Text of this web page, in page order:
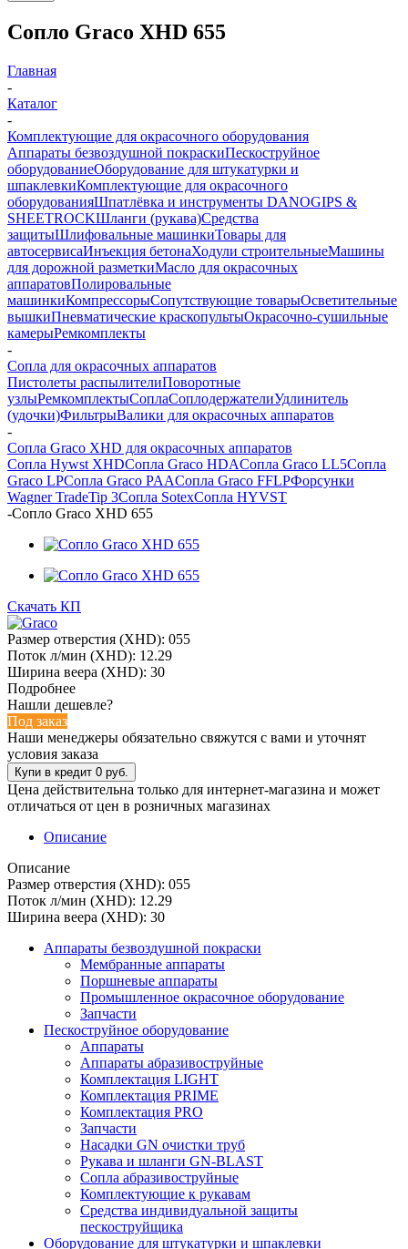
Сопло Graco XHD 655
Главная
-
Каталог
-
Комплектующие для окрасочного оборудования
Аппараты безвоздушной покраскиПескоструйное
оборудованиеОборудование для штукатурки и
шпаклевкиКомплектующие для окрасочного
оборудованияШпатлёвка и инструменты DANOGIPS &
SHEETROCKШланги (рукава)Средства
защитыШлифовальные машинкиТовары для
автосервисаИнъекция бетонаХодули строительныеМашины
для дорожной разметкиМасло для окрасочных
аппаратовПолировальные
машинкиКомпрессорыСопутствующие товарыОсветительные
вышкиПневматические краскопультыОкрасочно-сушильные
камерыРемкомплекты
-
Сопла для окрасочных аппаратов
Пистолеты распылителиПоворотные
узлыРемкомплектыСоплаСоплодержателиУдлинитель
(удочки)ФильтрыВалики для окрасочных аппаратов
-
Сопла Graco XHD для окрасочных аппаратов
Сопла Hywst XHDСопла Graco HDAСопла Graco LL5Сопла
Graco LPСопла Graco PAAСопла Graco FFLPФорсунки
Wagner TradeTip 3Сопла SotexСопла HYVST
-Сопло Graco XHD 655
Скачать КП
Размер отверстия (XHD): 055
Поток л/мин (XHD): 12.29
Ширина веера (XHD): 30
Подробнее
Нашли дешевле?
Под заказ
Наши менеджеры обязательно свяжутся с вами и уточнят
условия заказа
Цена действительна только для интернет-магазина и может
отличаться от цен в розничных магазинах
Описание
Описание
Размер отверстия (XHD): 055
Поток л/мин (XHD): 12.29
Ширина веера (XHD): 30
Аппараты безвоздушной покраски
Мембранные аппараты
Поршневые аппараты
Промышленное окрасочное оборудование
Запчасти
Пескоструйное оборудование
Аппараты
Аппараты абразивоструйные
Комплектация LIGHT
Комплектация PRIME
Комплектация PRO
Запчасти
Насадки GN очистки труб
Рукава и шланги GN-BLAST
Сопла абразивоструйные
Комплектующие к рукавам
Средства индивидуальной защиты
пескоструйщика
Оборудование для штукатурки и шпаклевки